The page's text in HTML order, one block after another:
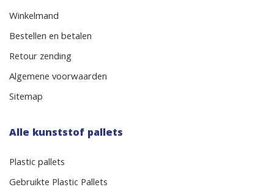
Winkelmand
Bestellen en betalen
Retour zending
Algemene voorwaarden
Sitemap
Alle kunststof pallets
Plastic pallets
Gebruikte Plastic Pallets